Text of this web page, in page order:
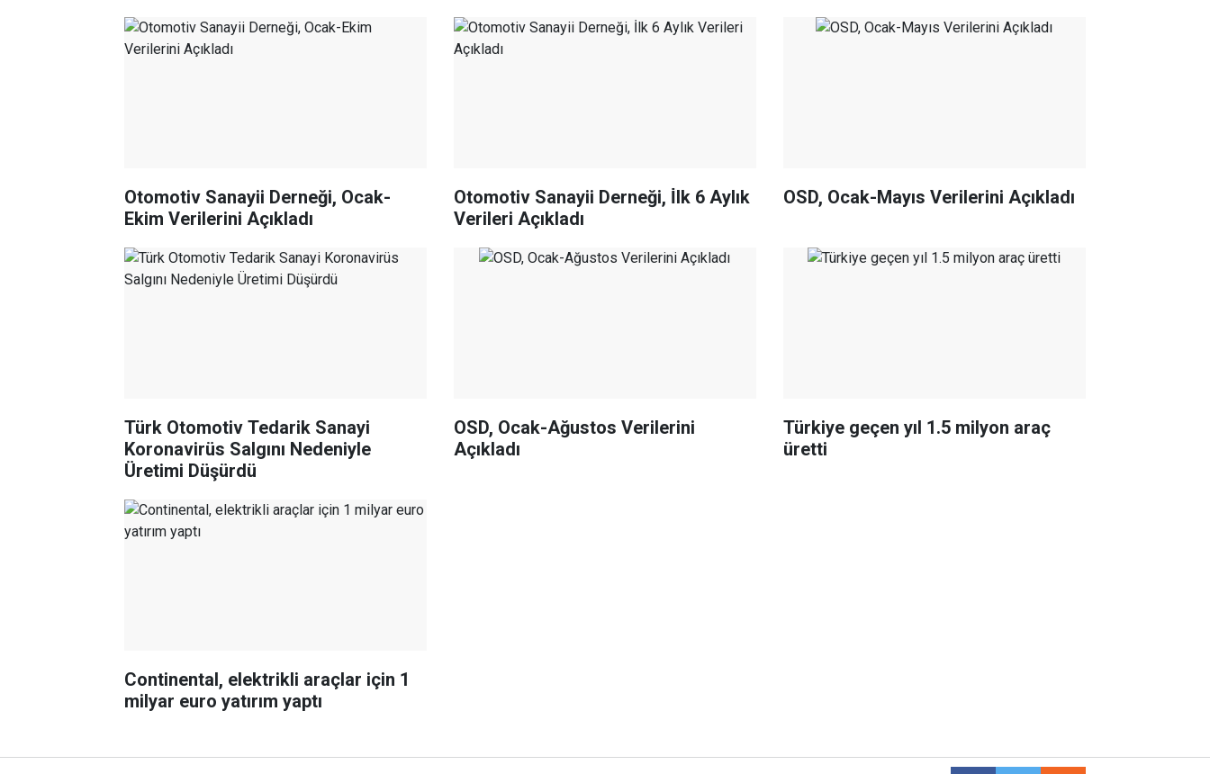
Otomotiv Sanayii Derneği, Ocak-
Ekim Verilerini Açıkladı
Otomotiv Sanayii Derneği, İlk 6 Aylık
Verileri Açıkladı
OSD, Ocak-Mayıs Verilerini Açıkladı
Türk Otomotiv Tedarik Sanayi
Koronavirüs Salgını Nedeniyle
Üretimi Düşürdü
OSD, Ocak-Ağustos Verilerini
Açıkladı
Türkiye geçen yıl 1.5 milyon araç
üretti
Continental, elektrikli araçlar için 1
milyar euro yatırım yaptı